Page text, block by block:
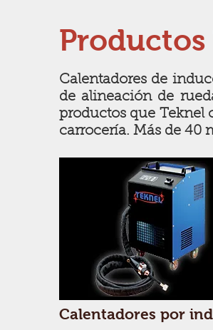
Calentadores de
de alineación de
productos que Teknel
carrocería. Más de 40
Calentadores por